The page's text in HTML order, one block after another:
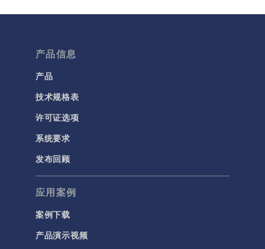
多孔介质流动
流体流动颗粒跟踪
电磁学
RF 与微波工程
低频电磁学
半导体器件
带电粒子追踪
波动光学
等离子体物理
产品信息
产品
技术规格表
许可证选项
系统要求
发布回顾
应用案例
案例下载
产品演示视频